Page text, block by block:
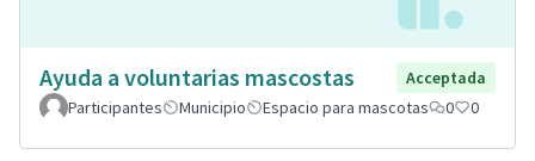
Ayuda a voluntarias mascostas
Acceptada
Participantes
Municipio Espacio para mascotas 0 0